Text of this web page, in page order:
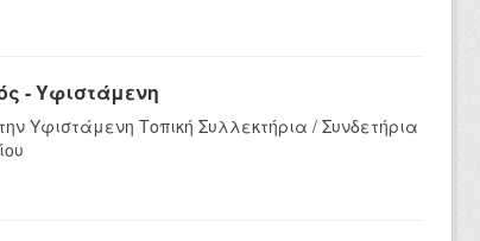
- Υφιστάμενη
Υφιστάμενη Τοπική Συλλεκτήρια / Συνδετήρια